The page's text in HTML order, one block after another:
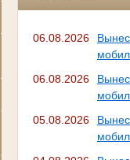
06.08.2026
06.08.2026
05.08.2026